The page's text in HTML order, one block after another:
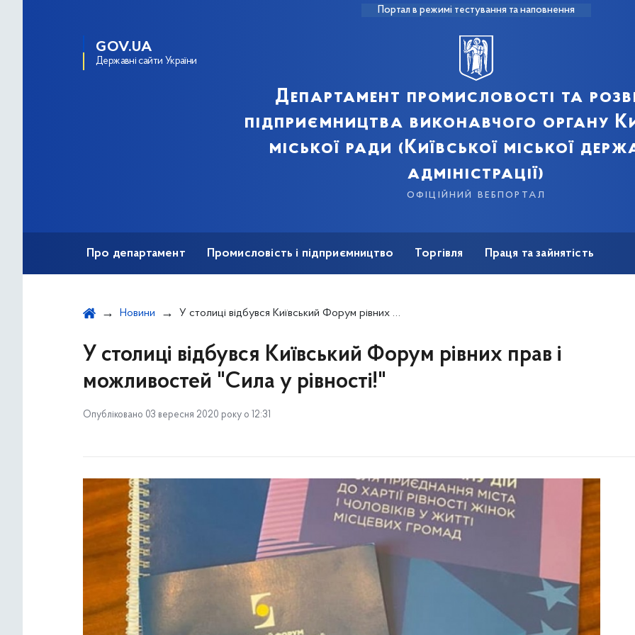
Портал в режимі тестування та наповнення
GOV.UA
Державні сайти України
Департамент промисловості та
підприємництва виконавчого органу
міської ради (Київської міської
адміністрації)
офіційний вебпортал
Про департамент Промисловість і підприємництво Торгівля Праця та зайнятість
Новини У столиці відбувся Київський Форум рівних прав і можливостей &quot;Сила у рівності!&quot;
У столиці відбувся Київський Форум рівних прав і
можливостей "Сила у рівності!"
Опубліковано 03 вересня 2020 року о 12:31